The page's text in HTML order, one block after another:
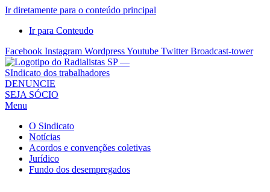
Ir diretamente para o conteúdo principal
Ir para Conteudo
Facebook Instagram WordpressYoutube Twitter Broadcast-tower
Sindicato
dos
Radialistas
São
Paulo
Sindicato
DENUNCIE
SEJA SÓCIO
Menu
O Sindicato
Notícias
Acordos e convenções coletivas
Jurídico
Fundo dos desempregados